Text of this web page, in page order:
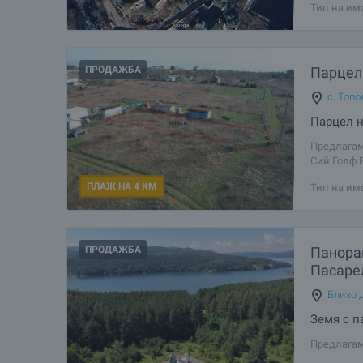
Тип на
ПРОДАЖБА
ПЛАЖ НА 4 КМ
Парцел
с.
Парцел
Сий Голф
пясъци и
Тип на
ПРОДАЖБА
Близо
Земя с